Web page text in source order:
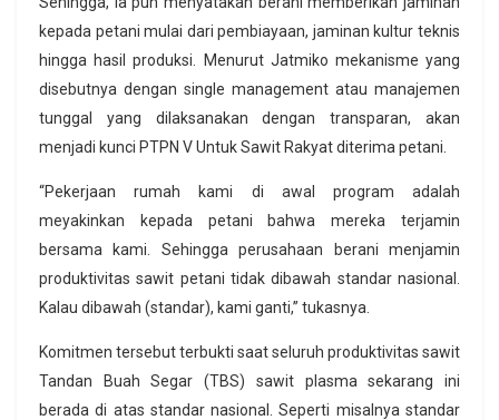
kepada petani mulai dari pembiayaan, jaminan kultur teknis
hingga hasil produksi. Menurut Jatmiko mekanisme yang
disebutnya dengan single management atau manajemen
tunggal yang dilaksanakan dengan transparan, akan
menjadi kunci PTPN V Untuk Sawit Rakyat diterima petani.
“Pekerjaan rumah kami di awal program adalah
meyakinkan kepada petani bahwa mereka terjamin
bersama kami. Sehingga perusahaan berani menjamin
produktivitas sawit petani tidak dibawah standar nasional.
Kalau dibawah (standar), kami ganti,” tukasnya.
Komitmen tersebut terbukti saat seluruh produktivitas sawit
Tandan Buah Segar (TBS) sawit plasma sekarang ini
berada di atas standar nasional. Seperti misalnya standar